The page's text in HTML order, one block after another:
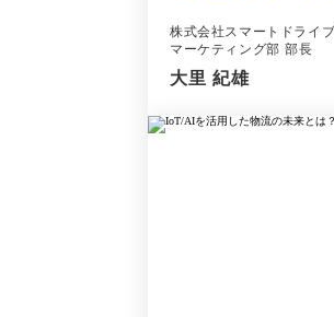
株式会社スマートドライブ
マーケティング部 部長
大里 紀雄